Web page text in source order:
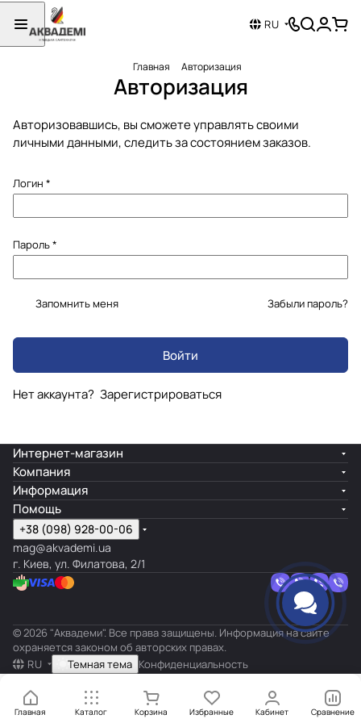
RU
Главная Авторизация
Авторизация
Авторизовавшись, вы сможете управлять своими
личными данными, следить за состоянием заказов.
Логин *
Пароль*
Запомнить меня Забыли пароль?
Войти
Нет аккаунта? Зарегистрироваться
Главная Каталог Корзина Избранные Кабинет Сравнение
Интернет-магазин
Компания
Информация
Помощь
+38 (098) 928-00-06
mag@akvademi.ua
г. Киев, ул. Филатова, 2/1
© 2026 "Аквадеми". Все права защищены. Информация на сайте
охраняется законом об авторских правах.
RU
Темная тема Конфиденциальность